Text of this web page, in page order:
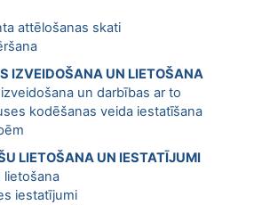
attēlošanas skati
IZVEIDOŠANA UN LIETOŠANA
un darbības ar to
kodēšanas veida iestatīšana
LIETOŠANA UN IESTATĪJUMI
lietošana
iestatījumi